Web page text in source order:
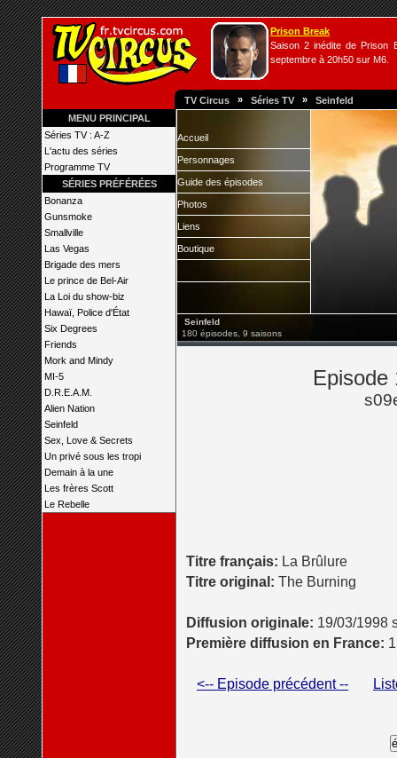
Prison Break
Saison 2 inédite de Prison
septembre à 20h50 sur M6.
TV Circus » Séries TV » Seinfeld
MENU PRINCIPAL
Séries TV : A-Z
L'actu des séries
Programme TV
SÉRIES PRÉFÉRÉES
Bonanza
Gunsmoke
Smallville
Las Vegas
Brigade des mers
Le prince de Bel-Air
La Loi du show-biz
Hawaï, Police d'État
Six Degrees
Friends
Mork and Mindy
MI-5
D.R.E.A.M.
Alien Nation
Seinfeld
Sex, Love & Secrets
Un privé sous les tropi
Demain à la une
Les frères Scott
Le Rebelle
Accueil
Personnages
Guide des épisodes
Photos
Liens
Boutique
Seinfeld
180 épisodes, 9 saisons
Episode
Titre français: La Brûlure
Titre original: The Burning
Diffusion originale: 19/03/1998
Première diffusion en France:
<-- Episode précédent --